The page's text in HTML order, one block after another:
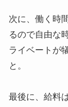
次に、働く時
るので自由な
ライベートが
と。
最後に、給料